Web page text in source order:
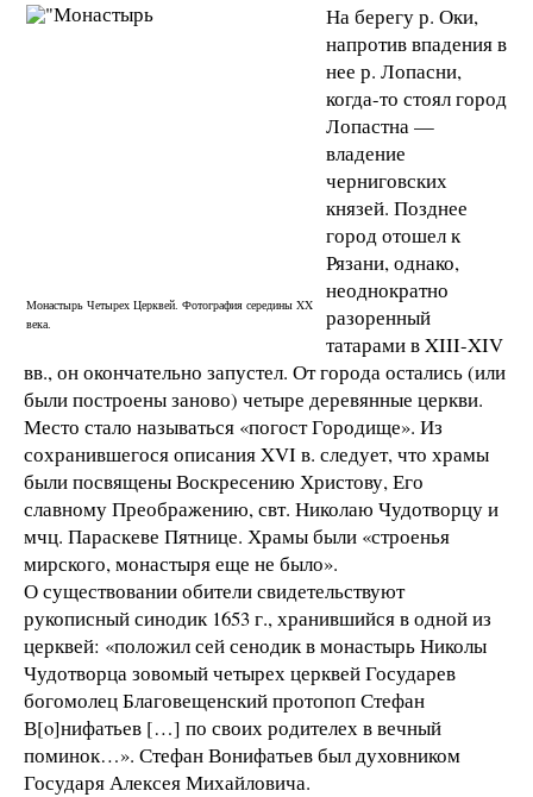
Монастырь Четырех Церквей. Фотография середины XX
века.
На берегу р. Оки,
напротив впадения в
нее р. Лопасни,
когда-то стоял город
Лопастна —
владение
черниговских
князей. Позднее
город отошел к
Рязани, однако,
неоднократно
разоренный
татарами в XIII-XIV
вв., он окончательно запустел. От города остались (или
были построены заново) четыре деревянные церкви.
Место стало называться «погост Городище». Из
сохранившегося описания XVI в. следует, что храмы
были посвящены Воскресению Христову, Его
славному Преображению, свт. Николаю Чудотворцу и
мчц. Параскеве Пятнице. Храмы были «строенья
мирского, монастыря еще не было».
О существовании обители свидетельствуют
рукописный синодик 1653 г., хранившийся в одной из
церквей: «положил сей сенодик в монастырь Николы
Чудотворца зовомый четырех церквей Государев
богомолец Благовещенский протопоп Стефан
В[o]нифатьев […] по своих родителех в вечный
поминок…». Стефан Вонифатьев был духовником
Государя Алексея Михайловича.